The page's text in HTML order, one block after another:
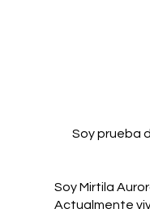
Soy prueba
Soy Mirtila
Actualmente